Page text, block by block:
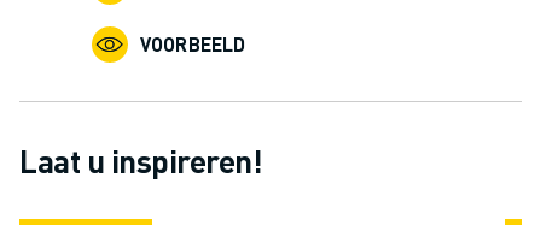
VOORBEELD
Laat u inspireren!